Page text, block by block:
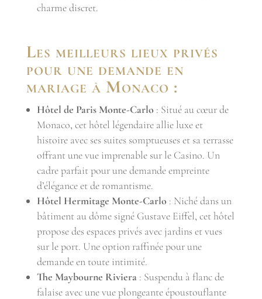
charme discret.
Les meilleurs lieux privés
pour une demande en
mariage à Monaco :
Hôtel de Paris Monte-Carlo: Situé au cœur de
Monaco, cet hôtel légendaire allie luxe et
histoire avec ses suites somptueuses et sa terrasse
offrant une vue imprenable sur le Casino. Un
cadre parfait pour une demande empreinte
d’élégance et de romantisme.
Hôtel Hermitage Monte-Carlo: Niché dans un
bâtiment au dôme signé Gustave Eiffel, cet hôtel
propose des espaces privés avec jardins et vues
sur le port. Une option raffinée pour une
demande en toute intimité.
The Maybourne Riviera: Suspendu à flanc de
falaise avec une vue plongeante époustouflante